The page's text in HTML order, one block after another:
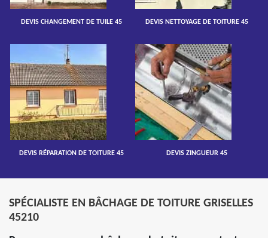
DEVIS CHANGEMENT DE TUILE 45 DEVIS NETTOYAGE DE TOITURE 45
DEVIS RÉPARATION DE TOITURE 45 DEVIS ZINGUEUR 45
SPÉCIALISTE EN BÂCHAGE DE TOITURE GRISELLES
45210